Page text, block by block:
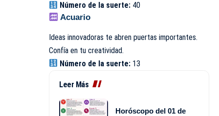
Número de la suerte: 40
Acuario
Ideas innovadoras te abren puertas importantes.
Confía en tu creatividad.
Número de la suerte: 13
Leer Más
Horóscopo del 01 de